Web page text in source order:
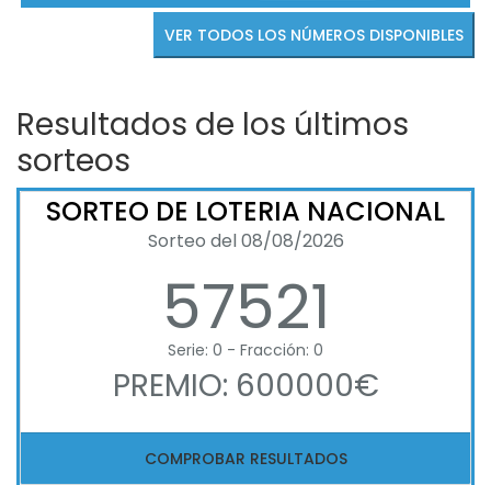
VER TODOS LOS NÚMEROS DISPONIBLES
Resultados de los últimos
sorteos
SORTEO DE LOTERIA NACIONAL
Sorteo del 08/08/2026
57521
Serie: 0 - Fracción: 0
PREMIO: 600000€
COMPROBAR RESULTADOS